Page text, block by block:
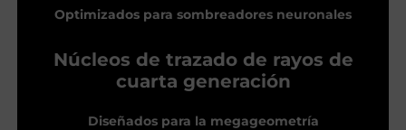
Optimizados para sombreadores neuronales
Núcleos de trazado de rayos de
cuarta generación
Diseñados para la megageometría